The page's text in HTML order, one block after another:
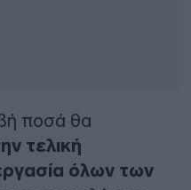
ποσά θα
τελική
όλων των